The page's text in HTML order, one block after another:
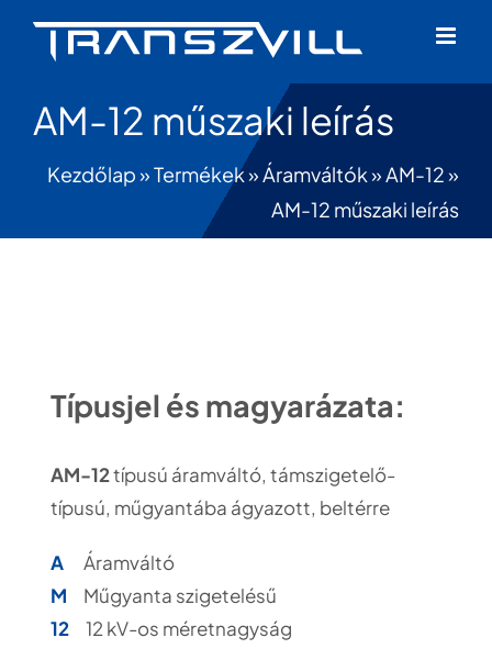
AM-12 műszaki leírás
Kezdőlap»Termékek»Áramváltók»AM-12»
AM-12 műszaki leírás
Típusjel és magyarázata:
AM-12típusú áramváltó, támszigetelő-
típusú, műgyantába ágyazott, beltérre
A Áramváltó
M Műgyanta szigetelésű
12
12 kV-os méretnagyság